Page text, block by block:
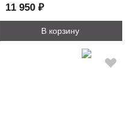
11 950 ₽
В корзину